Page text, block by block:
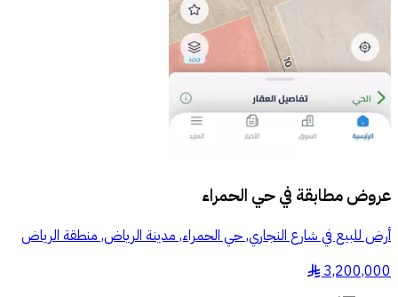
عروض مطابقة فيحي الحمراء
أرض للبيع في شارع النجاري, حي الحمراء, مدينة الرياض, منطقة الرياض
3,200,000
§